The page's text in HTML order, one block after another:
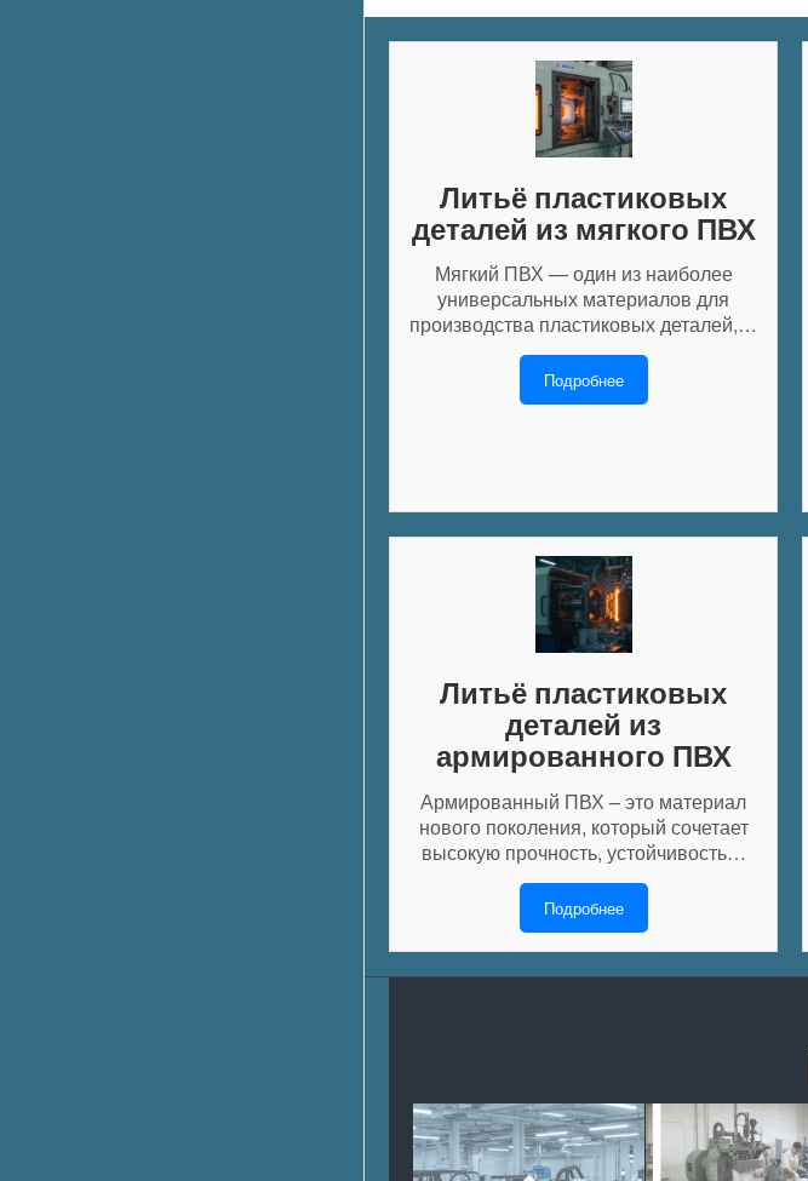
Литьё пластиковых
деталей из мягкого ПВХ
Мягкий ПВХ — один из наиболее
универсальных материалов для
производства пластиковых деталей,…
Подробнее
Литьё пластиковых
деталей из
армированного ПВХ
Армированный ПВХ – это материал
нового поколения, который сочетает
высокую прочность, устойчивость…
Подробнее